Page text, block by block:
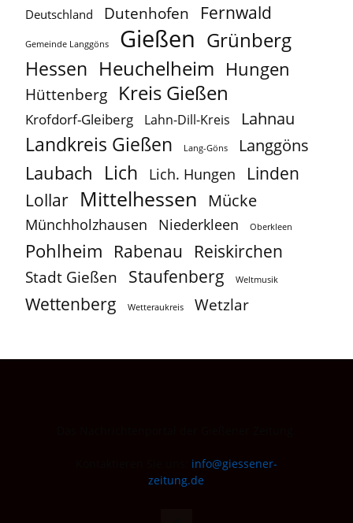
Deutschland Dutenhofen Fernwald
Gemeinde Langgöns Gießen Grünberg
Hessen Heuchelheim Hungen
Hüttenberg Kreis Gießen
Krofdorf-Gleiberg Lahn-Dill-Kreis Lahnau
Landkreis Gießen Lang-Göns Langgöns
Laubach Lich Lich. Hungen Linden
Lollar Mittelhessen Mücke
Münchholzhausen Niederkleen Oberkleen
Pohlheim Rabenau Reiskirchen
Stadt Gießen Staufenberg Weltmusik
Wettenberg Wetteraukreis Wetzlar
info@giessener-
zeitung.de